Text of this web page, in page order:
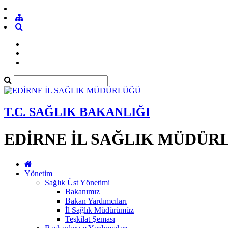
T.C. SAĞLIK BAKANLIĞI
EDİRNE İL SAĞLIK
Yönetim
Sağlık Üst Yönetimi
Bakanımız
Bakan Yardımcıları
İl Sağlık Müdürümüz
Teşkilat Şeması